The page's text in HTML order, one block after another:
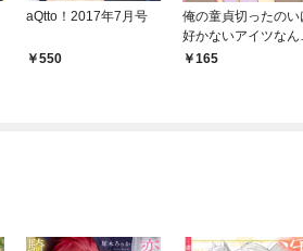
aQtto！2017年7月号
550
俺の童貞切ったのい
好かないアイツなん
すけど【単話売】
165